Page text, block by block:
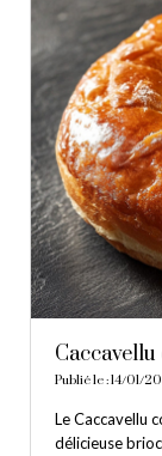
Caccavellu
Publié le : 14/01/
Le Caccavellu
délicieuse